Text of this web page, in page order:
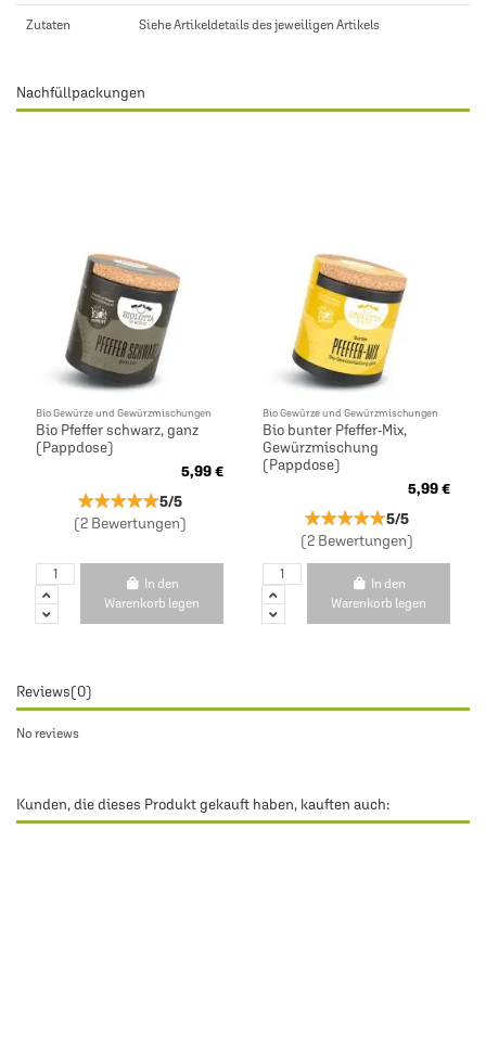
Zutaten Siehe Artikeldetails des jeweiligen Artikels
Nachfüllpackungen
Bio Gewürze und Gewürzmischungen
Bio Pfeffer schwarz, ganz
(Pappdose)
5,99 €
★★★★★
★★★★★5/5
(2 Bewertungen)
In den
Warenkorb legen
Bio Gewürze und Gewürzmischungen
Bio bunter Pfeffer-Mix,
Gewürzmischung
(Pappdose)
5,99 €
★★★★★
★★★★★5/5
(2 Bewertungen)
In den
Warenkorb legen
Reviews(0)
No reviews
Kunden, die dieses Produkt gekauft haben, kauften auch: